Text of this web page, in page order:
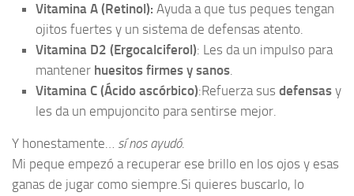
Vitamina A (Retinol): Ayuda a que tus peques tengan
ojitos fuertes y un sistema de defensas atento.
Vitamina D2 (Ergocalciferol): Les da un impulso para
mantener huesitos firmes y sanos.
Vitamina C (Ácido ascórbico):Refuerza sus defensas y
les da un empujoncito para sentirse mejor.
Y honestamente… sí nos ayudó.
Mi peque empezó a recuperar ese brillo en los ojos y esas
ganas de jugar como siempre.Si quieres buscarlo, lo